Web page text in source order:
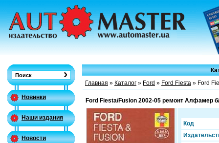
Новинки
Наши издания
Новости
Главная » Каталог » Ford » Ford Fiesta » Ford
Ford Fiesta/Fusion 2002-05 ремонт Алфамер
Код